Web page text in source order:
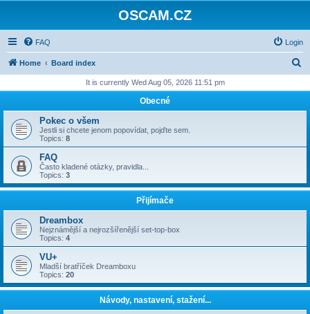
OSCAM.CZ
FAQ Login
Home Board index
r
h
It is currently Wed Aug 05, 2026 11:51 pm
Obecné
Pokec o všem
Jestli si chcete jenom popovídat, pojďte sem.
Topics: 8
FAQ
Často kladené otázky, pravidla...
Topics: 3
Přijímače
Dreambox
Nejznámější a nejrozšířenější set-top-box
Topics: 4
VU+
Mladší bratříček Dreamboxu
Topics: 20
Návody, nastavení, stažení...